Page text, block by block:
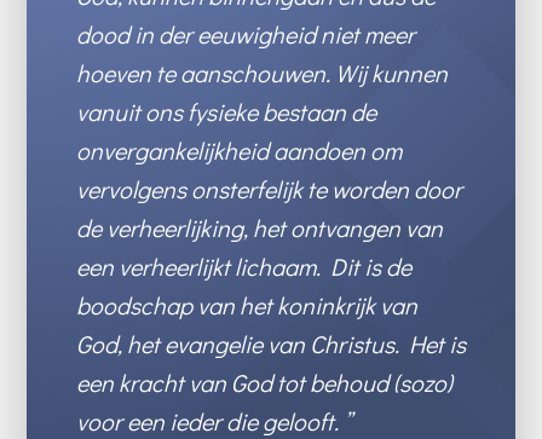
dood in der eeuwigheid niet meer
hoeven te aanschouwen. Wij kunnen
vanuit ons fysieke bestaan de
onvergankelijkheid aandoen om
vervolgens onsterfelijk te worden door
de verheerlijking, het ontvangen van
een verheerlijkt lichaam. Dit is de
boodschap van het koninkrijk van
God, het evangelie van Christus. Het is
een kracht van God tot behoud (sozo)
voor een ieder die gelooft. ”